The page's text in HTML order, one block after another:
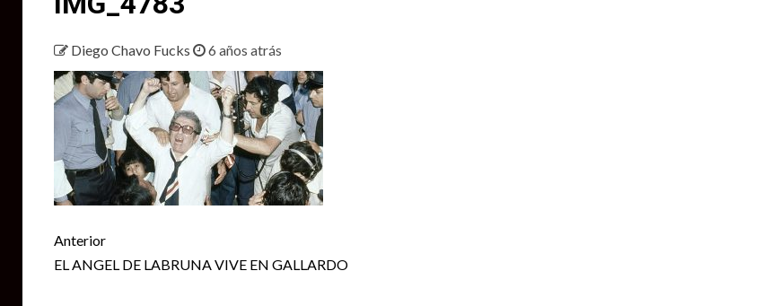
Diego Chavo Fucks 6 años atrás
Seguir
leyendo
Anterior
EL ANGEL DE LABRUNA VIVE EN GALLARDO